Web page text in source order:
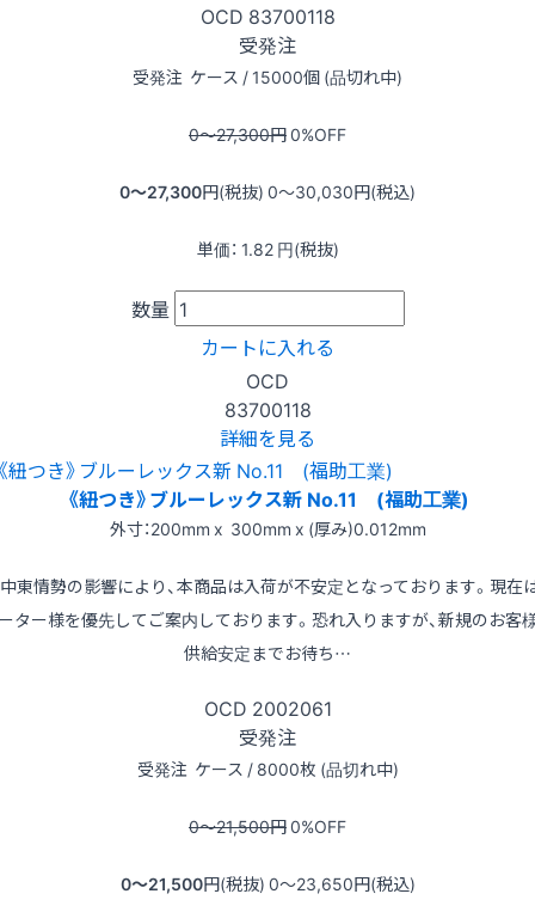
OCD 83700118
受発注
受発注 ケース / 15000個 (品切れ中)
0〜27,300円0%OFF
0〜27,300円(税抜) 0〜30,030円(税込)
単価： 1.82 円(税抜)
数量
カートに入れる
OCD
83700118
詳細を見る
《紐つき》ブルーレックス新 No.11 (福助工業)
外寸：200mm x 300mm x (厚み)0.012mm
東情勢の影響により、本商品は入荷が不安定となっております。現在
ター様を優先してご案内しております。恐れ入りますが、新規のお客
供給安定までお待ち…
OCD 2002061
受発注
受発注 ケース / 8000枚 (品切れ中)
0〜21,500円0%OFF
0〜21,500円(税抜) 0〜23,650円(税込)